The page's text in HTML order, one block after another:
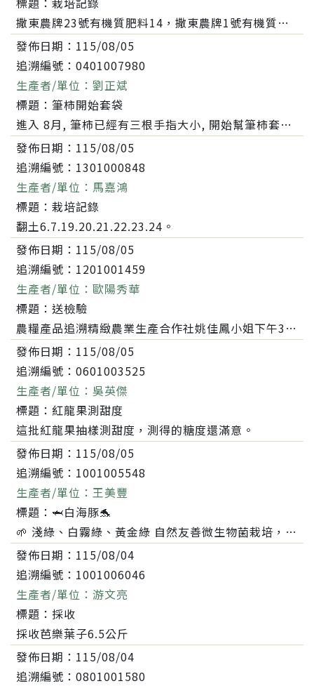
撒東農牌23號有機質肥料14，撒東農牌1號有機質肥料14，翻土10.11.12.13.14，播種14，翻土，灌溉蓊菜5.6.14。
發佈日期： 115/08/05
追溯編號： 0401007980
生產者/單位： 劉正斌
標題： 筆柿開始套袋
進入 8月, 筆柿已經有三根手指大小, 開始幫筆柿套袋了.
發佈日期： 115/08/05
追溯編號： 1301000848
生產者/單位： 馬嘉鴻
標題： 栽培記錄
翻土6.7.19.20.21.22.23.24。
發佈日期： 115/08/05
追溯編號： 1201001459
生產者/單位： 歐陽秀華
標題： 送檢驗
農糧產品追溯精緻農業生產合作社姚佳鳳小姐下午3點20 來果園，我採兩粒文旦樣品，讓她帶回送驗，在果園入口處拍到一隻琉璃鋏蝶，一隻廣斧螳螂 採赤道......
發佈日期： 115/08/05
追溯編號： 0601003525
生產者/單位： 吳英傑
標題： 紅龍果測甜度
這批紅龍果抽樣測甜度，測得的糖度還滿意。
發佈日期： 115/08/05
追溯編號： 1001005548
生產者/單位： 王美豐
標題： 🦈白海豚🐬
🌱 淺綠、白霧綠、黃金綠 自然友善微生物菌栽培，讓芭樂在樹上慢慢熟成，風味更自然。 淺綠芭樂有時還會帶點青澀味，這就是自然熟成的小個性😊。......
發佈日期： 115/08/04
追溯編號： 1001006046
生產者/單位： 游文亮
標題： 採收
採收芭樂葉子6.5公斤
發佈日期： 115/08/04
追溯編號： 0801001580